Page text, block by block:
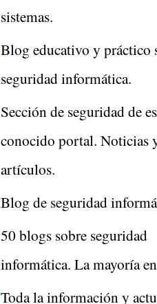
sistemas.
Blog educativo y práctico
seguridad informática.
Sección de seguridad de
conocido portal. Noticias
artículos.
Blog de seguridad
50 blogs sobre seguridad
informática. La mayoría
Toda la información y